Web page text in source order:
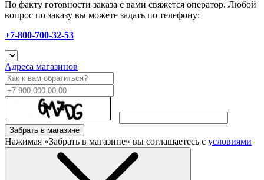
По факту готовности заказа с вами свяжется оператор. Любой
вопрос по заказу вы можете задать по телефону:
+7-800-700-32-53
Адреса магазинов
Забрать в магазине
Нажимая «Забрать в магазине» вы соглашаетесь с условиями